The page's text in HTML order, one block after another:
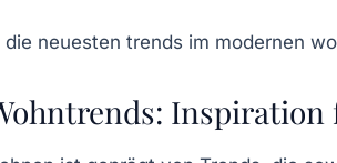
Inspiration